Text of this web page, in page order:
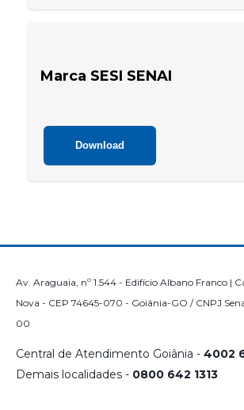
Marca SESI SENAI
Download
Av. Araguaia, nº 1.544 - Edifício Albano Franco |
Nova - CEP 74645-070 - Goiânia-GO / CNPJ
00
Central de Atendimento Goiânia - 4002
Demais localidades - 0800 642 1313